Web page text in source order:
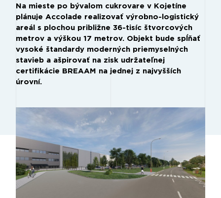
Na mieste po bývalom cukrovare v Kojetíne
plánuje Accolade realizovať výrobno-logistický
areál s plochou približne 36-tisíc štvorcových
metrov a výškou 17 metrov. Objekt bude spĺňať
vysoké štandardy moderných priemyselných
stavieb a ašpirovať na zisk udržateľnej
certifikácie BREAAM na jednej z najvyšších
úrovní.